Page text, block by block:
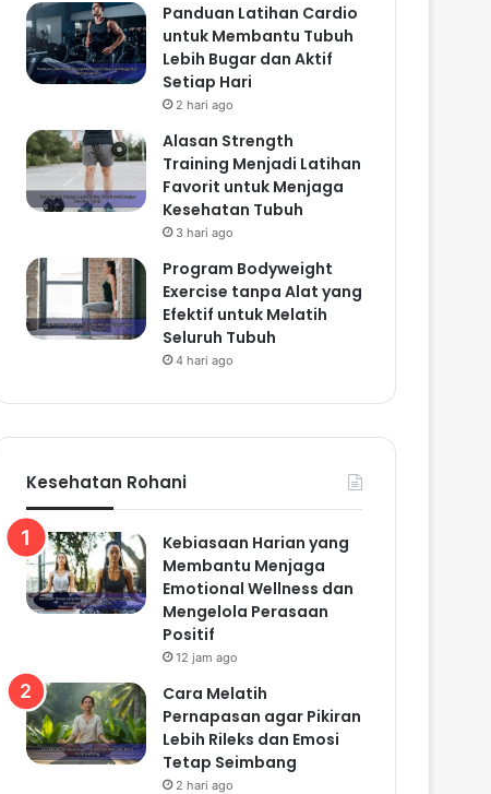
Panduan Latihan Cardio
untuk Membantu Tubuh
Lebih Bugar dan Aktif
Setiap Hari
2 hari ago
Alasan Strength
Training Menjadi Latihan
Favorit untuk Menjaga
Kesehatan Tubuh
3 hari ago
Program Bodyweight
Exercise tanpa Alat yang
Efektif untuk Melatih
Seluruh Tubuh
4 hari ago
Kesehatan Rohani
Kebiasaan Harian yang
Membantu Menjaga
Emotional Wellness dan
Mengelola Perasaan
Positif
12 jam ago
Cara Melatih
Pernapasan agar Pikiran
Lebih Rileks dan Emosi
Tetap Seimbang
2 hari ago